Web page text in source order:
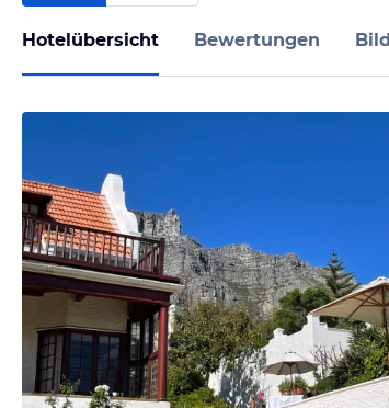
Hotelübersicht Bewertungen